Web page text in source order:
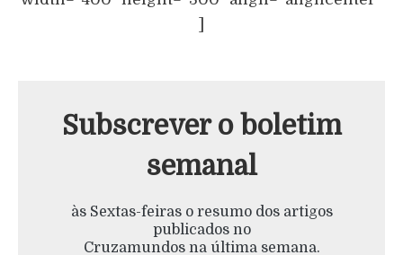
Subscrever o boletim
semanal
às Sextas-feiras o resumo dos artigos
publicados no
Cruzamundos na última semana.